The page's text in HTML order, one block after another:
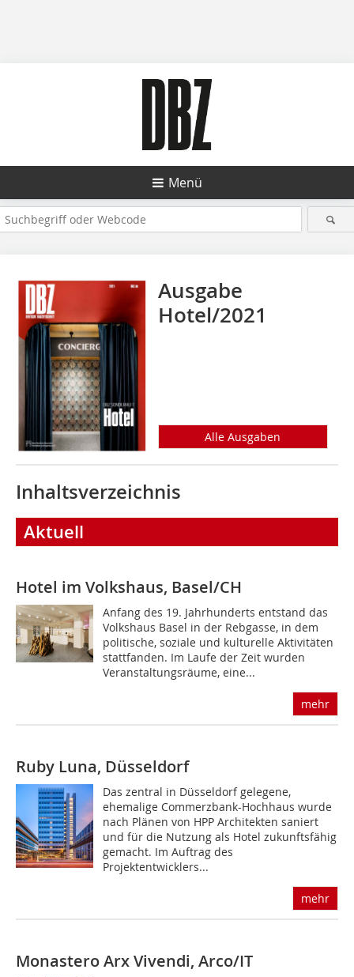
Menü
Ausgabe
Hotel/2021
Alle Ausgaben
Inhaltsverzeichnis
Aktuell
Hotel im Volkshaus, Basel/CH
Anfang des 19. Jahrhunderts entstand das
Volkshaus Basel in der Rebgasse, in dem
politische, soziale und kulturelle Aktivitäten
stattfanden. Im Laufe der Zeit wurden
Veranstaltungsräume, eine...
mehr
Ruby Luna, Düsseldorf
Das zentral in Düsseldorf gelegene,
ehemalige Commerzbank-Hochhaus wurde
nach Plänen von HPP Architekten saniert
und für die Nutzung als Hotel zukunftsfähig
gemacht. Im Auftrag des
Projektentwicklers...
mehr
Monastero Arx Vivendi, Arco/IT